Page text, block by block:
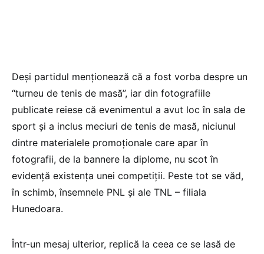
Deși partidul menționează că a fost vorba despre un
“turneu de tenis de masă”, iar din fotografiile
publicate reiese că evenimentul a avut loc în sala de
sport și a inclus meciuri de tenis de masă, niciunul
dintre materialele promoționale care apar în
fotografii, de la bannere la diplome, nu scot în
evidență existența unei competiții. Peste tot se văd,
în schimb, însemnele PNL și ale TNL – filiala
Hunedoara.
Într-un mesaj ulterior, replică la ceea ce se lasă de